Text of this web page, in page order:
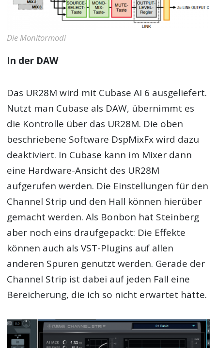
Die Monitormodi
In der DAW
Das UR28M wird mit Cubase AI 6 ausgeliefert.
Nutzt man Cubase als DAW, übernimmt es
die Kontrolle über das UR28M. Die oben
beschriebene Software DspMixFx wird dazu
deaktiviert. In Cubase kann im Mixer dann
eine Hardware-Ansicht des UR28M
aufgerufen werden. Die Einstellungen für den
Channel Strip und den Hall können hierüber
gemacht werden. Als Bonbon hat Steinberg
aber noch eins draufgepackt: Die Effekte
können auch als VST-Plugins auf allen
anderen Spuren genutzt werden. Gerade der
Channel Strip ist dabei auf jeden Fall eine
Bereicherung, die ich so nicht erwartet hätte.